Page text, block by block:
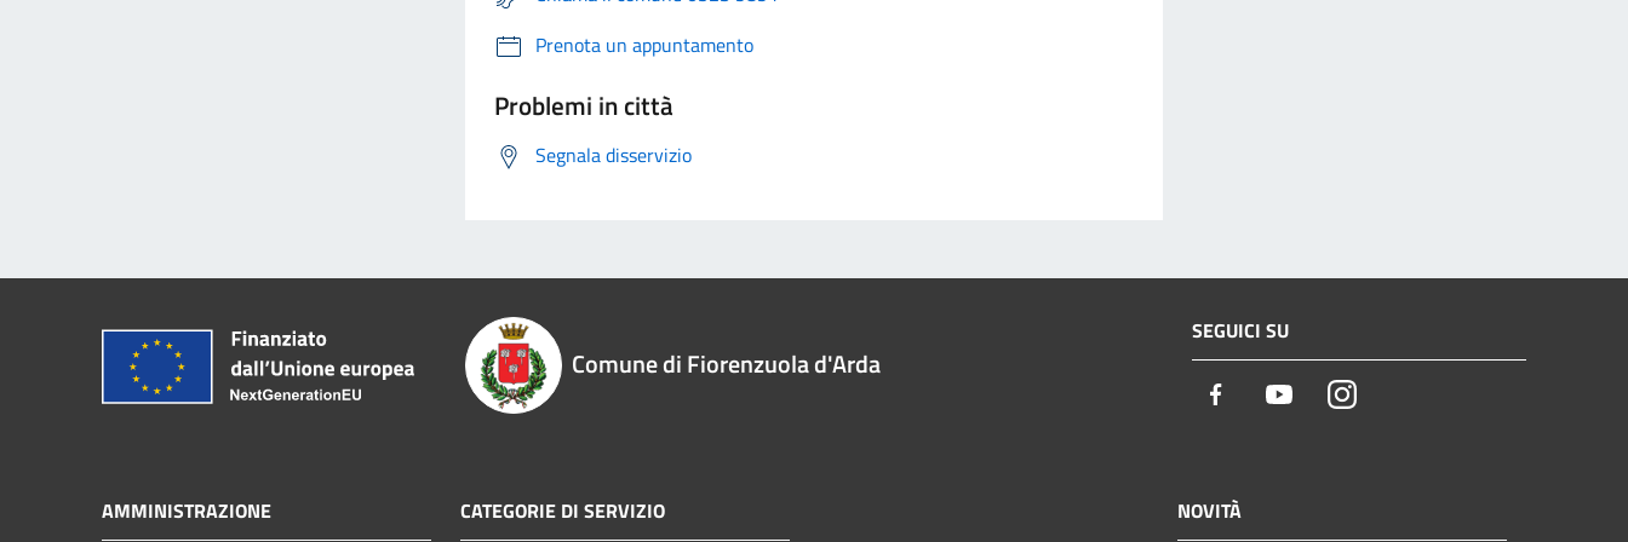
Prenota un appuntamento
Problemi in città
Segnala disservizio
Comune di Fiorenzuola d'Arda
SEGUICI SU
Facebook YoutubeInstagram
AMMINISTRAZIONE CATEGORIE DI SERVIZIO NOVITÀ